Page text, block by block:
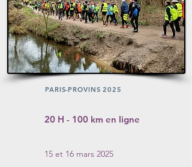
PARIS-PROVINS 2025
20 H - 100 km en ligne
15 et 16 mars 2025